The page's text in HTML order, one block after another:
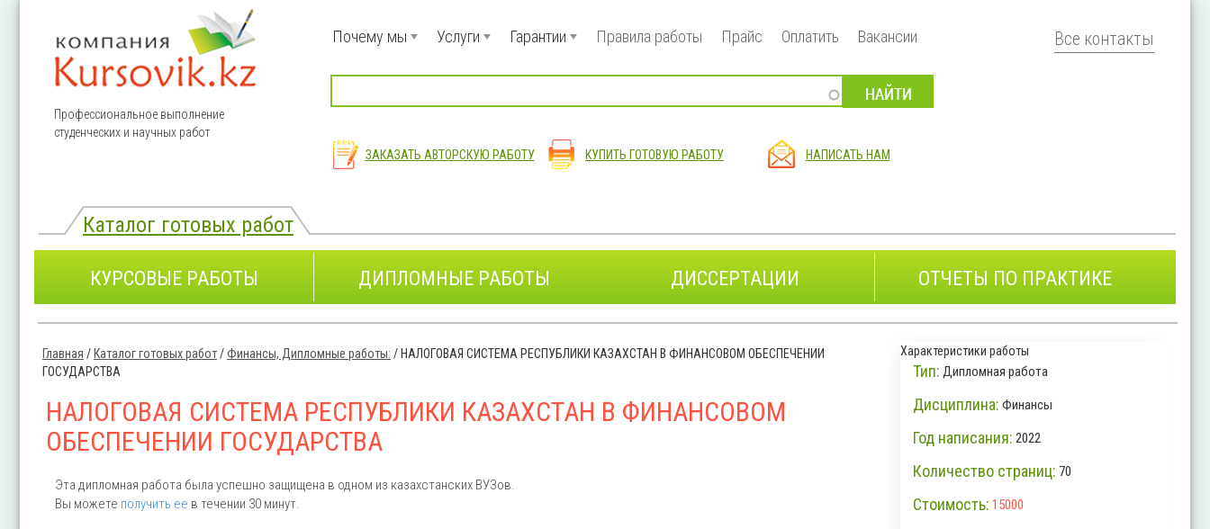
Профессиональное выполнение
студенческих и научных работ
Почему мы Услуги Гарантии Правила работы Прайс Оплатить Вакансии
ЗАКАЗАТЬ АВТОРСКУЮ РАБОТУ КУПИТЬ ГОТОВУЮ РАБОТУ НАПИСАТЬ НАМ
Все контакты
Каталог готовых работ
КУРСОВЫЕ РАБОТЫ ДИПЛОМНЫЕ РАБОТЫ ДИССЕРТАЦИИ ОТЧЕТЫ ПО ПРАКТИКЕ
Вы здесь
Главная / Каталог готовых работ/Финансы, Дипломные работы: / НАЛОГОВАЯ СИСТЕМА РЕСПУБЛИКИ КАЗАХСТАН В ФИНАНСОВОМ ОБЕСПЕЧЕНИИ
ГОСУДАРСТВА
НАЛОГОВАЯ СИСТЕМА РЕСПУБЛИКИ КАЗАХСТАН В ФИНАНСОВОМ
ОБЕСПЕЧЕНИИ ГОСУДАРСТВА
Эта дипломная работа была успешно защищена в одном из казахстанских ВУЗов.
Вы можете получить ее в течении 30 минут.
Характеристики работы
Тип: Дипломная работа
Дисциплина: Финансы
Год написания: 2022
Количество страниц: 70
Стоимость: 15000